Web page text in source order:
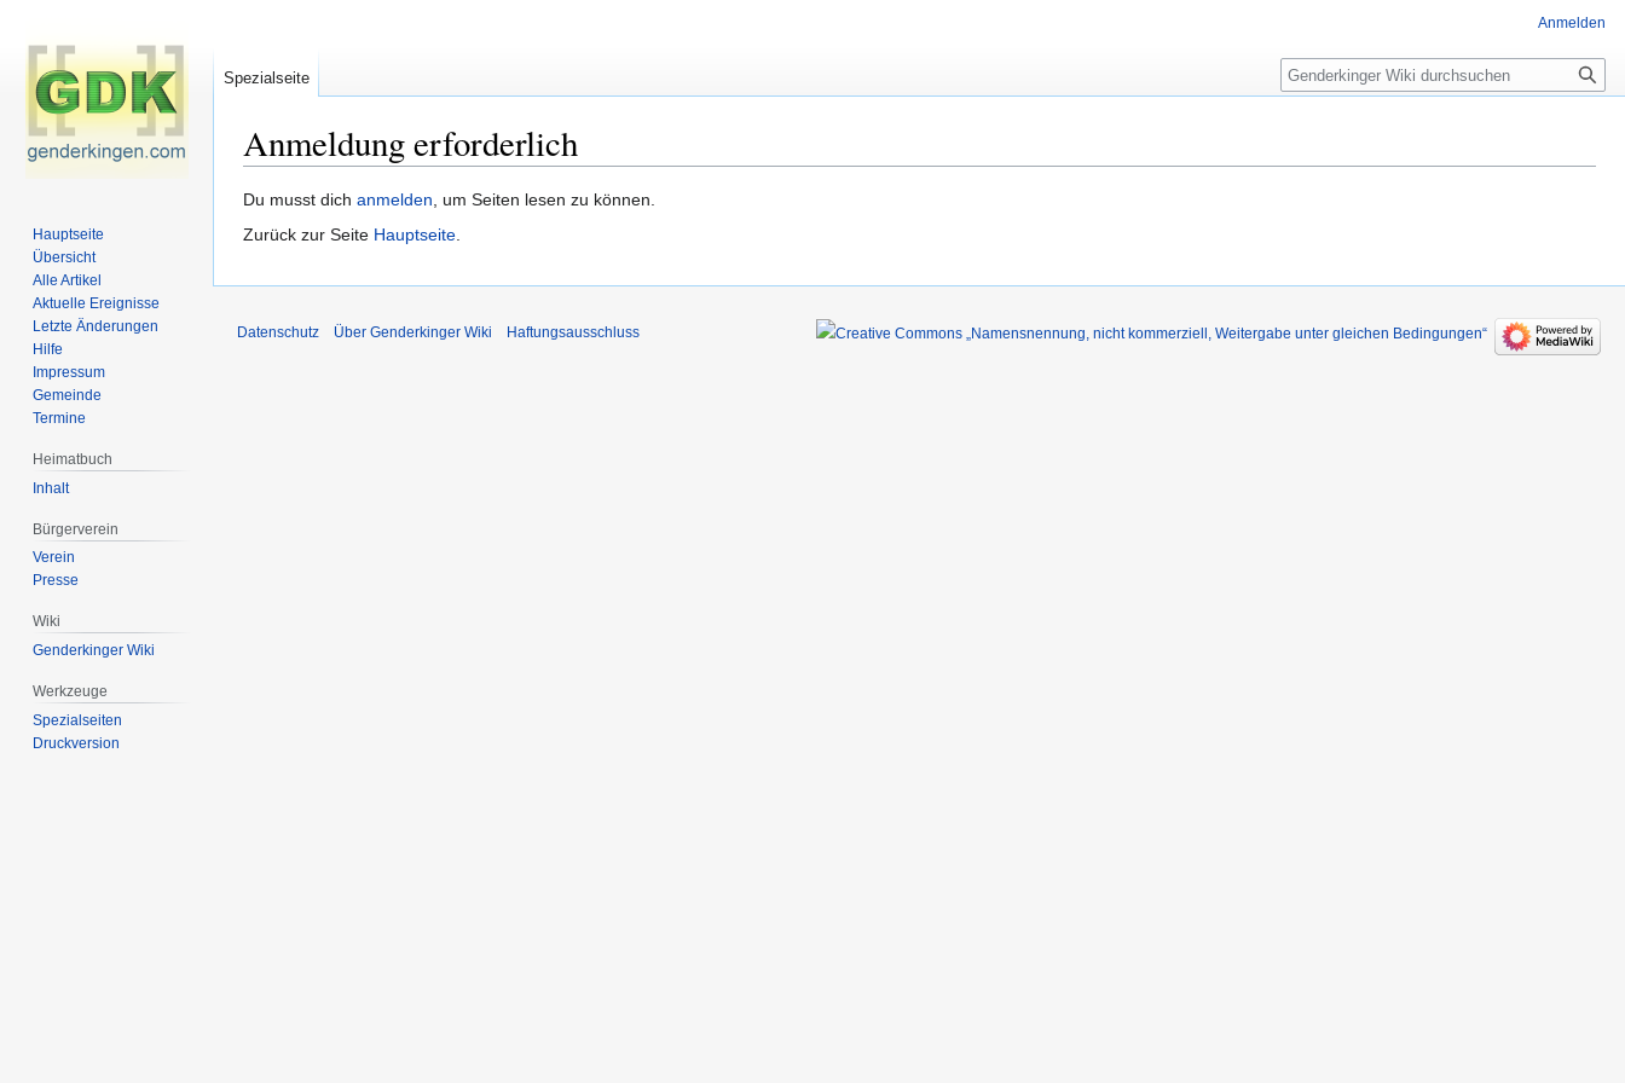
Anmeldung erforderlich
Zur
Navigation
Zur
Suche
Du musst dich anmelden, um Seiten lesen zu können.
Zurück zur Seite Hauptseite.
Anmelden
Spezialseite
Hauptseite
Übersicht
Alle Artikel
Aktuelle Ereignisse
Letzte Änderungen
Hilfe
Impressum
Gemeinde
Termine
Heimatbuch
Inhalt
Bürgerverein
Verein
Presse
Wiki
Genderkinger Wiki
Werkzeuge
Spezialseiten
Druckversion
Datenschutz Über Genderkinger Wiki Haftungsausschluss